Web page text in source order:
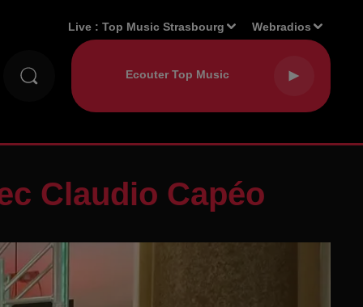
Live :Top Music Strasbourg Webradios
Claudio Capéo